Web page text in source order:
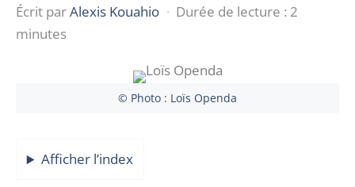
Écrit parAlexis Kouahio · Durée de lecture : 2
minutes
© Photo : Loïs Openda
Afficher l’index